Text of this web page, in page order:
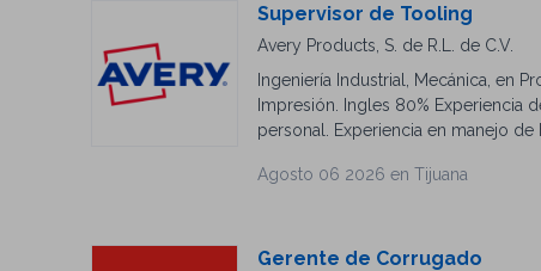
and processes. • Ability to plan
ensure that each work order is
computer skills preferably
COMPETENCIES • Production
standards • Personnel supervisory
Product quality • Teamwork
come into contact with blood or
Supervisor de Tooling
Avery Products, S. de R.L. de C.V.
Ingeniería Industrial, Mecánica, en
Impresión. Ingles 80% Experiencia
personal. Experiencia en manejo
Agosto 06 2026 en Tijuana
Gerente de Corrugado